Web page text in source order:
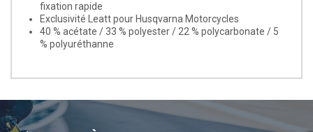
fixation rapide
Exclusivité Leatt pour Husqvarna Motorcycles
40 % acétate / 33 % polyester / 22 % polycarbonate / 5
% polyuréthanne